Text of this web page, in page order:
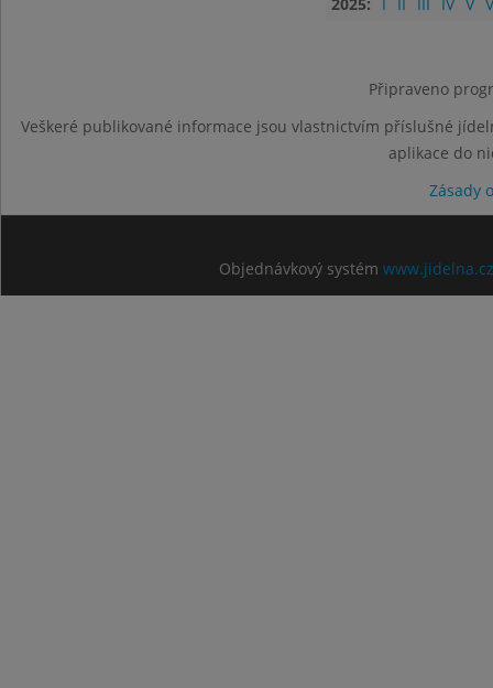
Připraveno
Veškeré publikované informace jsou vlastnictvím příslušné
aplikace do
Zásady
Objednávkový systém www.jidelna.cz